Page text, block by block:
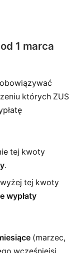
1 marca
których ZUS
tej kwoty
.
tej kwoty
wypłaty
(marzec,
wcześniejsi